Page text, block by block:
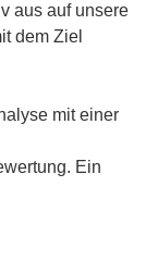
aus auf unsere
dem Ziel
mit einer
Ein